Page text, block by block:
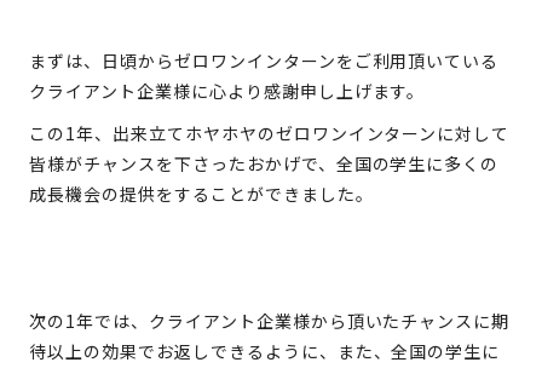
まずは、日頃からゼロワンインターンをご利用頂いている
クライアント企業様に心より感謝申し上げます。
この1年、出来立てホヤホヤのゼロワンインターンに対して
皆様がチャンスを下さったおかげで、全国の学生に多くの
成長機会の提供をすることができました。
次の1年では、クライアント企業様から頂いたチャンスに期
待以上の効果でお返しできるように、また、全国の学生に